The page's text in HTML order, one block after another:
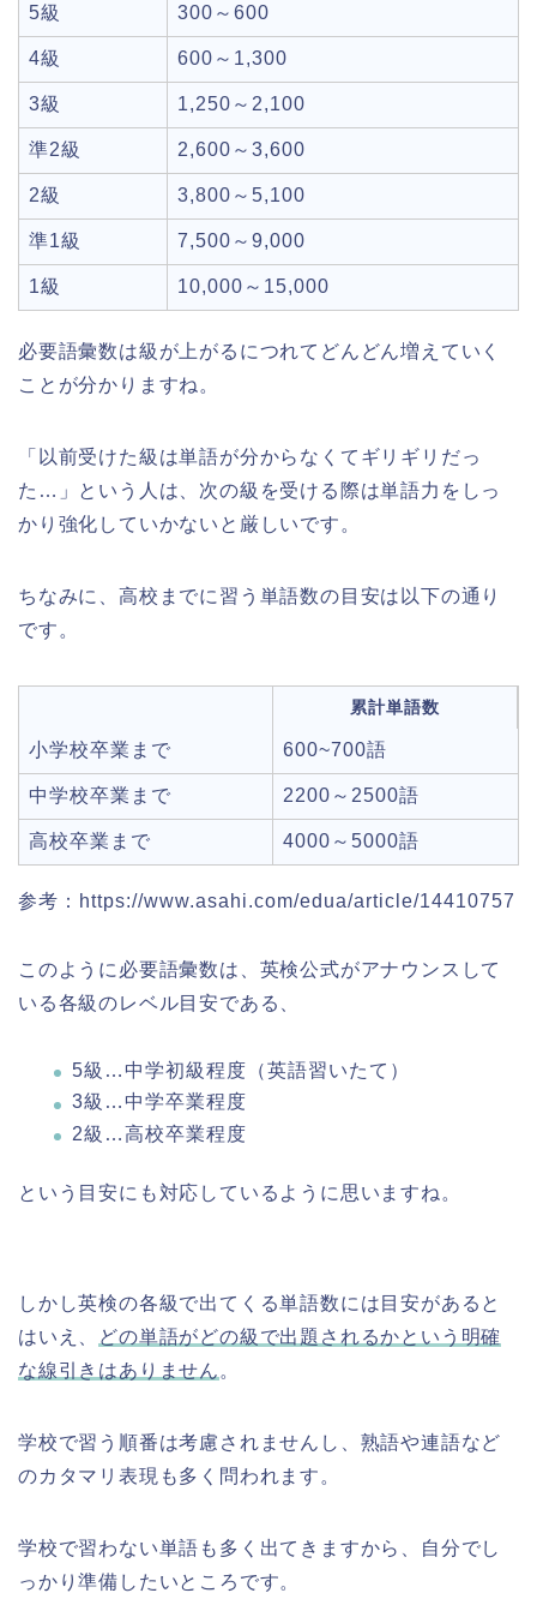
5級 300～600
4級 600～1,300
3級 1,250～2,100
準2級 2,600～3,600
2級 3,800～5,100
準1級 7,500～9,000
1級 10,000～15,000
必要語彙数は級が上がるにつれてどんどん増えていく
ことが分かりますね。
「以前受けた級は単語が分からなくてギリギリだっ
た…」という人は、次の級を受ける際は単語力をしっ
かり強化していかないと厳しいです。
ちなみに、高校までに習う単語数の目安は以下の通り
です。
累計単語数
小学校卒業まで 600~700語
中学校卒業まで 2200～2500語
高校卒業まで 4000～5000語
参考：https://www.asahi.com/edua/article/14410757
このように必要語彙数は、英検公式がアナウンスして
いる各級のレベル目安である、
5級…中学初級程度（英語習いたて）
3級…中学卒業程度
2級…高校卒業程度
という目安にも対応しているように思いますね。
しかし英検の各級で出てくる単語数には目安があると
はいえ、
どの単語がどの級で出題されるかという明確
な線引きはありません 。
学校で習う順番は考慮されませんし、熟語や連語など
のカタマリ表現も多く問われます。
学校で習わない単語も多く出てきますから、自分でし
っかり準備したいところです。